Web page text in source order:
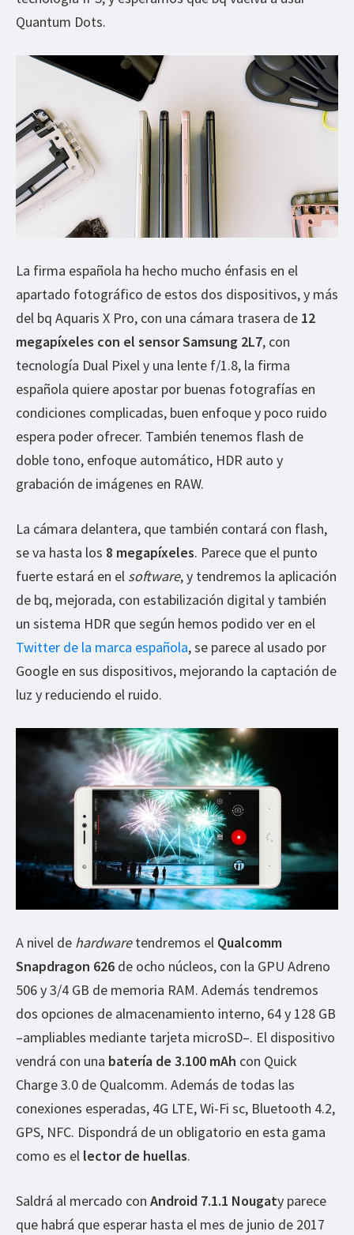
Quantum Dots.
La firma española ha hecho mucho énfasis en el
apartado fotográfico de estos dos dispositivos, y más
del bq Aquaris X Pro, con una cámara trasera de 12
megapíxeles con el sensor Samsung 2L7, con
tecnología Dual Pixel y una lente f/1.8, la firma
española quiere apostar por buenas fotografías en
condiciones complicadas, buen enfoque y poco ruido
espera poder ofrecer. También tenemos flash de
doble tono, enfoque automático, HDR auto y
grabación de imágenes en RAW.
La cámara delantera, que también contará con flash,
se va hasta los 8 megapíxeles. Parece que el punto
fuerte estará en el software, y tendremos la aplicación
de bq, mejorada, con estabilización digital y también
un sistema HDR que según hemos podido ver en el
Twitter de la marca española, se parece al usado por
Google en sus dispositivos, mejorando la captación de
luz y reduciendo el ruido.
A nivel de hardwaretendremos el Qualcomm
Snapdragon 626 de ocho núcleos, con la GPU Adreno
506 y 3/4 GB de memoria RAM. Además tendremos
dos opciones de almacenamiento interno, 64 y 128 GB
–ampliables mediante tarjeta microSD–. El dispositivo
vendrá con una batería de 3.100 mAh con Quick
Charge 3.0 de Qualcomm. Además de todas las
conexiones esperadas, 4G LTE, Wi-Fi sc, Bluetooth 4.2,
GPS, NFC. Dispondrá de un obligatorio en esta gama
como es el lector de huellas.
Saldrá al mercado con Android 7.1.1 Nougaty parece
que habrá que esperar hasta el mes de junio de 2017